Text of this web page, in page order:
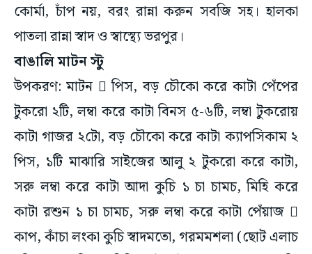
কোর্মা, চাঁপ নয়, বরং রান্না করুন সবজি সহ। হালকা
পাতলা রান্না স্বাদ ও স্বাস্থ্যে ভরপুর।
বাঙালি মাটন স্টু
উপকরণ: মাটন  পিস, বড় চৌকো করে কাটা পেঁপের
টুকরো ২টি, লম্বা করে কাটা বিনস ৫-৬টি, লম্বা টুকরোয়
কাটা গাজর ২টো, বড় চৌকো করে কাটা ক্যাপসিকাম ২
পিস, ১টি মাঝারি সাইজের আলু ২ টুকরো করে কাটা,
সরু লম্বা করে কাটা আদা কুচি ১ চা চামচ, মিহি করে
কাটা রশুন ১ চা চামচ, সরু লম্বা করে কাটা পেঁয়াজ 
কাপ, কাঁচা লংকা কুচি স্বাদমতো, গরমমশলা (ছোট এলাচ